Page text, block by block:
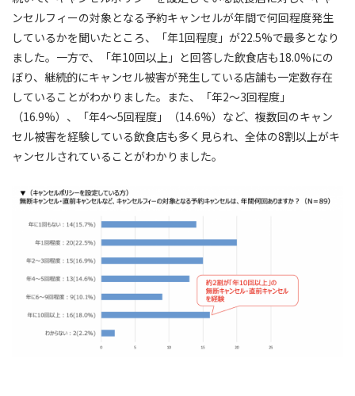
ンセルフィーの対象となる予約キャンセルが年間で何回程度発生
しているかを聞いたところ、「年1回程度」が22.5%で最多となり
ました。一方で、「年10回以上」と回答した飲食店も18.0%にの
ぼり、継続的にキャンセル被害が発生している店舗も一定数存在
していることがわかりました。また、「年2〜3回程度」
（16.9%）、「年4〜5回程度」（14.6%）など、複数回のキャン
セル被害を経験している飲食店も多く見られ、全体の8割以上がキ
ャンセルされていることがわかりました。